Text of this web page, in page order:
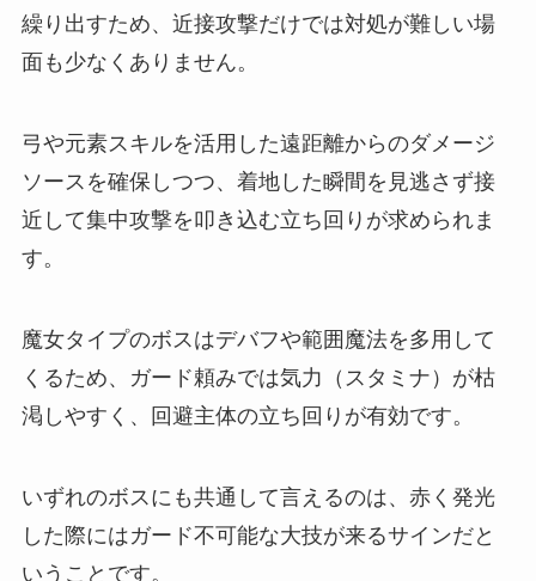
繰り出すため、近接攻撃だけでは対処が難しい場
面も少なくありません。
弓や元素スキルを活用した遠距離からのダメージ
ソースを確保しつつ、着地した瞬間を見逃さず接
近して集中攻撃を叩き込む立ち回りが求められま
す。
魔女タイプのボスはデバフや範囲魔法を多用して
くるため、ガード頼みでは気力（スタミナ）が枯
渇しやすく、回避主体の立ち回りが有効です。
いずれのボスにも共通して言えるのは、赤く発光
した際にはガード不可能な大技が来るサインだと
いうことです。